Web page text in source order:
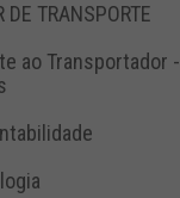
DE TRANSPORTE
ao Transportador